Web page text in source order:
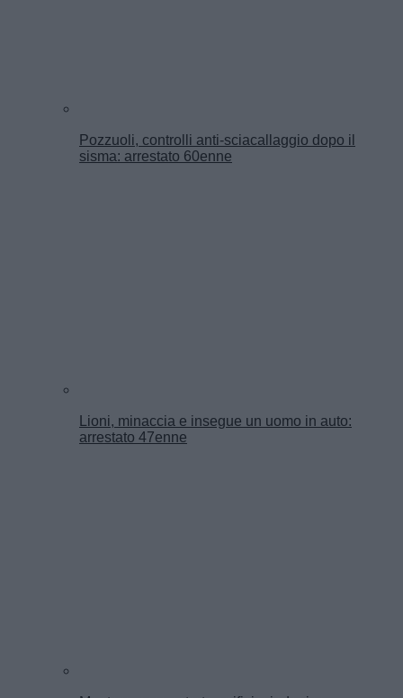
Pozzuoli, controlli anti-sciacallaggio dopo il
sisma: arrestato 60enne
Lioni, minaccia e insegue un uomo in auto:
arrestato 47enne